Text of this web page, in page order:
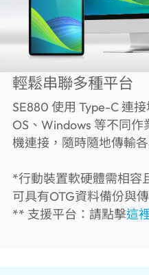
輕鬆串聯多種平台
SE880 使用 Type-C 連
OS、Windows 等不同
機連接，隨時隨地傳輸
*行動裝置軟硬體需相容
可具有OTG資料備份與
** 支援平台：請點擊這